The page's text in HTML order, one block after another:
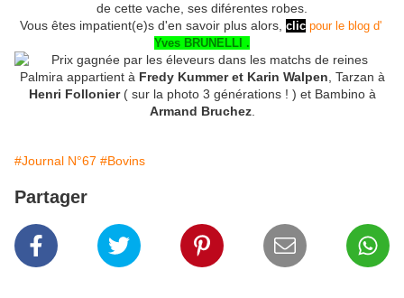
de cette vache, ses diférentes robes.
Vous êtes impatient(e)s d'en savoir plus alors, clicpour le blog d'
Yves BRUNELLI .
Palmira appartient à Fredy Kummer et Karin Walpen , Tarzan à
Henri Follonier( sur la photo 3 générations ! ) et Bambino à
Armand Bruchez.
#Journal N°67 #Bovins
Partager